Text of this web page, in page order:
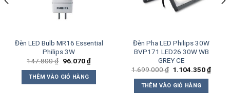
Đèn LED Bulb MR16 Essential
Philips 3W
147.800₫ Giá
là:
147.800 ₫.
96.070₫Giá
hiện
96.070 ₫.
THÊM VÀO GIỎ HÀNG
Đèn Pha LED Philips 30W
BVP171 LED26 30W WB
GREY CE
1.699.000₫ Giá
là:
1.699.000 ₫.
1.104.350₫Giá
THÊM VÀO GIỎ HÀNG
₫.